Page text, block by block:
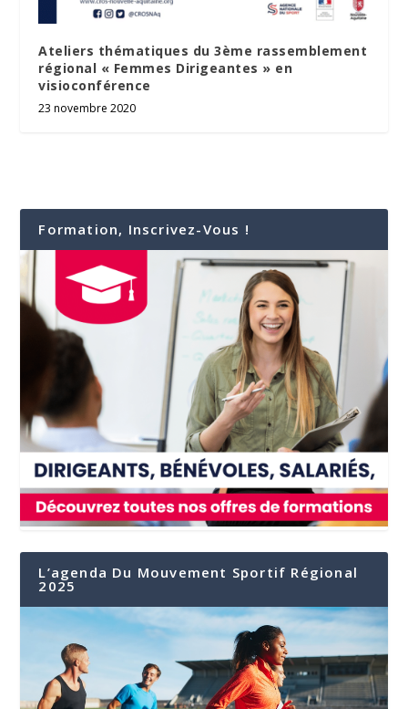
Ateliers thématiques du 3ème rassemblement
régional « Femmes Dirigeantes » en
visioconférence
23 novembre 2020
Formation, Inscrivez-Vous !
L’agenda Du Mouvement Sportif Régional
2025